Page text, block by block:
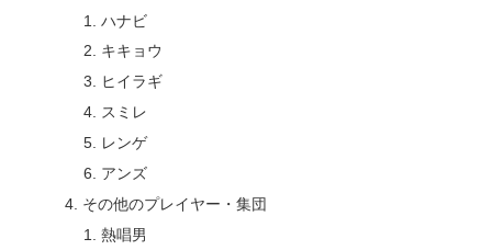
ハナビ
キキョウ
ヒイラギ
スミレ
レンゲ
アンズ
その他のプレイヤー・集団
熱唱男